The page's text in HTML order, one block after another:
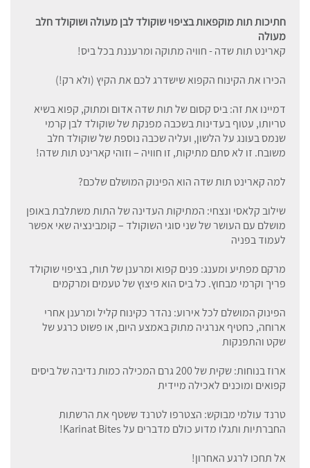
חתיכות תות מוקפאות בציפוי שוקולד לבן מעולה ושוקולד חלב
מעולה
קארינט תות שדה - חוויה מתוקה ומרעננת בכל ביס!
הכירו את הקינוח הקפוא שישדרג לכם את הקיץ (ולא רק!)
דמיינו את זה: ביס קסום של תות שדה אדום ומתוק, קפוא בשיא
טריותו, עטוף בעדינות בשכבה מפנקת של שוקולד לבן קרמי
שנמס בעונג על הלשון, ועליה שכבה נוספת של שוקולד חלב
משובח. זו לא סתם מתיקות, זו חוויה – וזוהי קארינט תות שדה!
למה קארינט תות שדה הוא הפינוק המושלם שלכם?
שילוב קלאסי ונצחי: המתיקות העדינה של התות משתלבת באופן
מושלם עם העושר של שני סוגי השוקולד – קומבינציה שאי אפשר
לעמוד בפניה
מרקם מפתיע ומענג: פנים קפוא ומרענן של תות, בציפוי שוקולד
פריך וקרמי מבחוץ. כל ביס הוא פיצוץ של טעמים ומרקמים
הפינוק המושלם לכל אירוע: נהדר כקינוח קליל ומרענן אחרי
ארוחה, כחטיף אנרגיה מתוק באמצע היום, או פשוט כרגע של
שקט והתפנקות
ארוז בנוחות: שקית של 200 גרם המכילה כמות נדיבה של ביסים
קפואים ומוכנים לאכילה מיידית
טרנד עולמי מבוקש: הצטרפו לטרנד ששטף את הרשתות
החברתיות ותגלו מדוע כולם מדברים על Karinat Bites!
אל תחכו לרגע האחרון!